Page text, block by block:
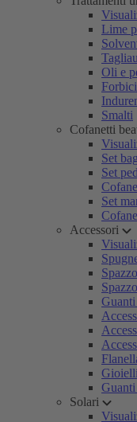
Lime
Oli e
Smalti
Cofanetti
Set
Set
Set
Accessori
Guanti
Solari